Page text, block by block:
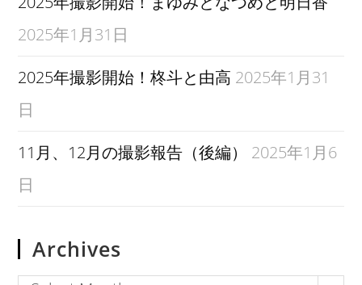
2025年1月31日
2025年撮影開始！柊斗と由高 2025年1月31
日
11月、12月の撮影報告（後編）
2025年1月6
日
Archives